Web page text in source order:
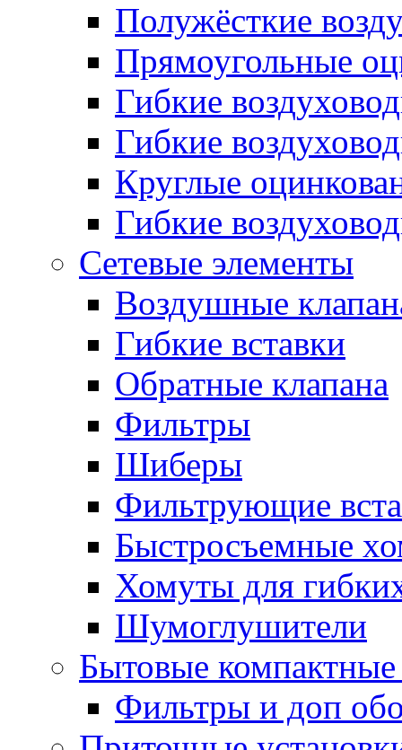
Полужёсткие
Прямоугольные
Гибкие
Гибкие
Круглые
Гибкие
Сетевые элементы
Воздушные
Гибкие вставки
Обратные клапана
Фильтры
Шиберы
Фильтрующие
Быстросъемные
Хомуты для
Шумоглушители
Бытовые
Фильтры и доп